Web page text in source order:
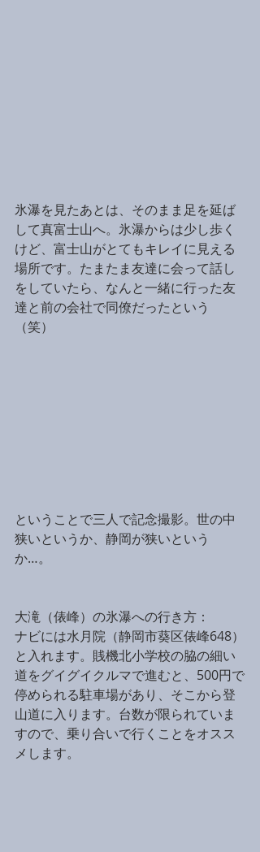
氷瀑を見たあとは、そのまま足を延ば
して真富士山へ。氷瀑からは少し歩く
けど、富士山がとてもキレイに見える
場所です。たまたま友達に会って話し
をしていたら、なんと一緒に行った友
達と前の会社で同僚だったという
（笑）
ということで三人で記念撮影。世の中
狭いというか、静岡が狭いという
か…。
大滝（俵峰）の氷瀑への行き方：
ナビには水月院（静岡市葵区俵峰648）
と入れます。賎機北小学校の脇の細い
道をグイグイクルマで進むと、500円で
停められる駐車場があり、そこから登
山道に入ります。台数が限られていま
すので、乗り合いで行くことをオスス
メします。